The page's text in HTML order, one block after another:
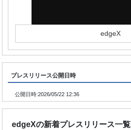
edgeX
プレスリリース公開日時
公開日時:2026/05/22 12:36
edgeXの新着プレスリリース一覧